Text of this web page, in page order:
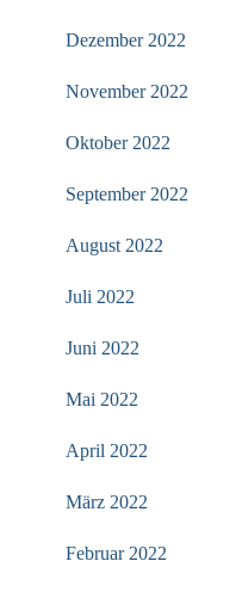
Dezember 2022
November 2022
Oktober 2022
September 2022
August 2022
Juli 2022
Juni 2022
Mai 2022
April 2022
März 2022
Februar 2022